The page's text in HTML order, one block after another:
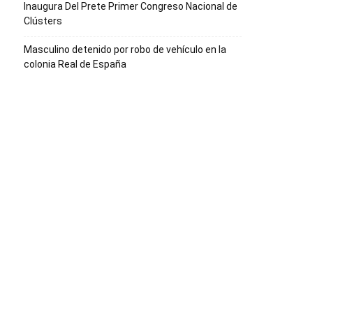
Inaugura Del Prete Primer Congreso Nacional de
Clústers
Masculino detenido por robo de vehículo en la
colonia Real de España